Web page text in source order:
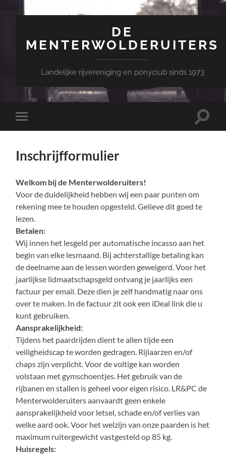
DE
MENTERWOLDERUITERS
Landelijke rijvereniging en ponyclub sinds 1973
Toggle
mobiel
Toggle
Inschrijfformulier
Welkom bij de Menterwolderuiters!
Voor de duidelijkheid hebben wij een paar punten om
rekening mee te houden opgesteld. Gelieve dit goed te
lezen.
Betalen:
Wij innen het lesgeld per automatische incasso aan het
begin van elke lesmaand. Bij achterstallige betaling kan
de deelname aan de lessen worden geweigerd. Voor het
jaarlijkse lidmaatschapsgeld ontvang je jaarlijks een
factuur per email. Deze dien je zelf handmatig naar ons
over te maken. In de factuur zit ook een iDeal link die u
kunt gebruiken.
Aansprakelijkheid:
Tijdens het paardrijden dient te allen tijde een
veiligheidscap te worden gedragen. Rijlaarzen en/of
chaps zijn verplicht. Voor de voltige kan worden
volstaan met gymschoentjes. Het gebruik van de
rijbanen en stallen is geheel voor eigen risico. LR&PC de
Menterwolderuiters aanvaardt geen enkele
aansprakelijkheid voor letsel, schade en/of verlies van
welke aard ook. Voor het welzijn van onze paarden is het
maximum ruitergewicht vastgesteld op 85 kg.
Huisregels: